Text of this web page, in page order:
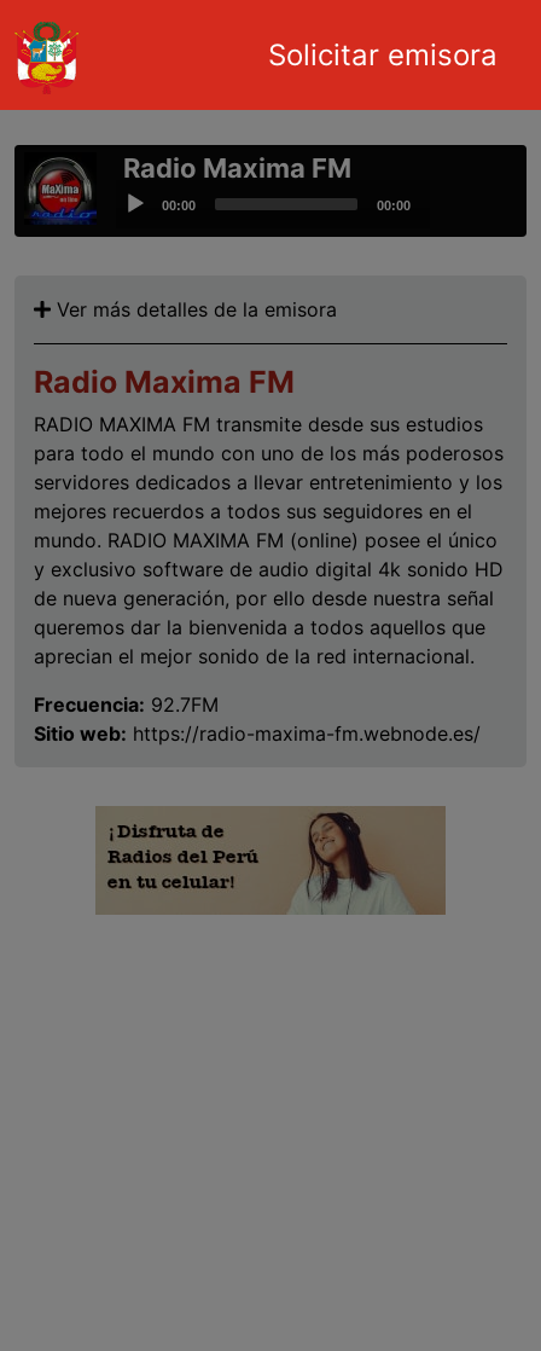
Pasar al contenido principal
Main navigation
Solicitar emisora
Radio Maxima FM
Audio00:00 00:00
Ver más detalles de la emisora
Radio Maxima FM
RADIO MAXIMA FM transmite desde sus estudios
para todo el mundo con uno de los más poderosos
servidores dedicados a llevar entretenimiento y los
mejores recuerdos a todos sus seguidores en el
mundo. RADIO MAXIMA FM (online) posee el único
y exclusivo software de audio digital 4k sonido HD
de nueva generación, por ello desde nuestra señal
queremos dar la bienvenida a todos aquellos que
aprecian el mejor sonido de la red internacional.
Frecuencia: 92.7FM
Sitio web: https://radio-maxima-fm.webnode.es/